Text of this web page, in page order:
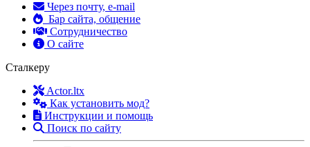
Через почту, e-mail
Бар сайта, общение
Сотрудничество
О сайте
Сталкеру
Actor.ltx
Как установить мод?
Инструкции и помощь
Поиск по сайту